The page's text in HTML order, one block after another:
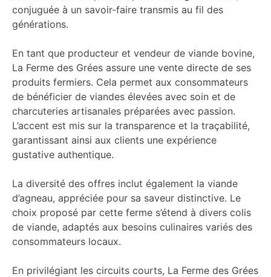
conjuguée à un savoir-faire transmis au fil des
générations.
En tant que producteur et vendeur de viande bovine,
La Ferme des Grées assure une vente directe de ses
produits fermiers. Cela permet aux consommateurs
de bénéficier de viandes élevées avec soin et de
charcuteries artisanales préparées avec passion.
L’accent est mis sur la transparence et la traçabilité,
garantissant ainsi aux clients une expérience
gustative authentique.
La diversité des offres inclut également la viande
d’agneau, appréciée pour sa saveur distinctive. Le
choix proposé par cette ferme s’étend à divers colis
de viande, adaptés aux besoins culinaires variés des
consommateurs locaux.
En privilégiant les circuits courts, La Ferme des Grées